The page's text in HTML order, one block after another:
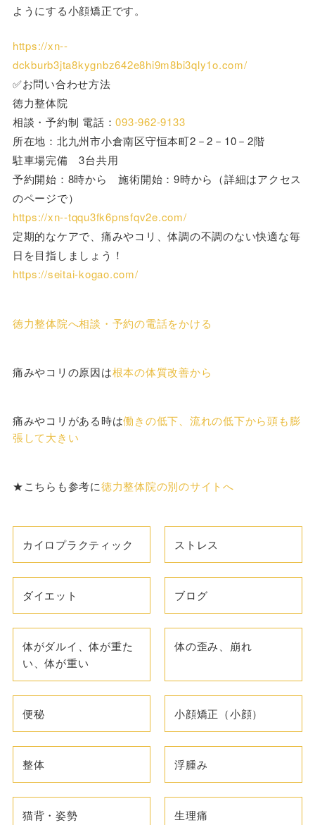
ようにする小顔矯正です。
https://xn--
dckburb3jta8kygnbz642e8hi9m8bi3qly1o.com/
✅お問い合わせ方法
徳力整体院
相談・予約制 電話：093-962-9133
所在地：北九州市小倉南区守恒本町2－2－10－2階
駐車場完備 3台共用
予約開始：8時から 施術開始：9時から（詳細はアクセス
のページで）
https://xn--tqqu3fk6pnsfqv2e.com/
定期的なケアで、痛みやコリ、体調の不調のない快適な毎
日を目指しましょう！
https://seitai-kogao.com/
徳力整体院へ相談・予約の電話をかける
痛みやコリの原因は根本の体質改善から
痛みやコリがある時は働きの低下、流れの低下から頭も膨
張して大きい
★こちらも参考に徳力整体院の別のサイトへ
カイロプラクティック ストレス
ダイエット ブログ
体がダルイ、体が重た
い、体が重い
体の歪み、崩れ
便秘 小顔矯正（小顔）
整体 浮腫み
猫背・姿勢 生理痛